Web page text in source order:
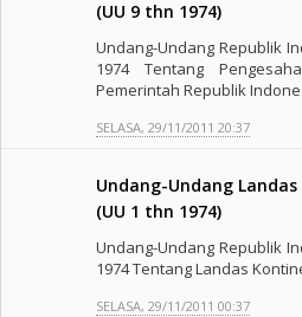
(UU 9 thn 1974)
Undang-Undang Republik
1974 Tentang
Pemerintah Republik
SELASA, 29/11/2011 20:37
Undang-Undang
(UU 1 thn 1974)
Undang-Undang Republik
1974 Tentang Landas
SELASA, 29/11/2011 00:37